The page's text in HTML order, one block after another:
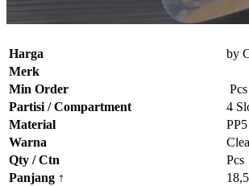
Harga
by
Merk
Min Order
Pcs
Partisi / Compartment
4
Material
Warna
Qty / Ctn
Pcs
Panjang ↑